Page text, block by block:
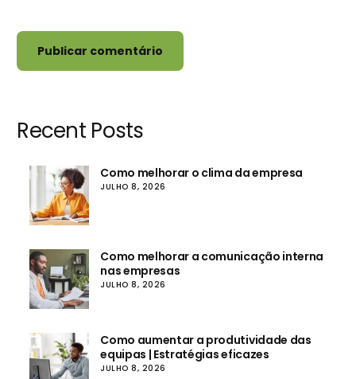
Recent Posts
Como melhorar o clima da empresa
JULHO 8, 2026
Como melhorar a comunicação interna
nas empresas
JULHO 8, 2026
Como aumentar a produtividade das
equipas | Estratégias eficazes
JULHO 8, 2026